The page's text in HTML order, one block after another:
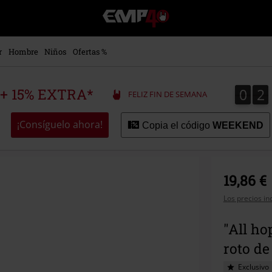
EMP
-
Música,
Merch
Ropa
Alternativa
Hombre Niños Ofertas %
15% EXTRA* FELIZ FIN DE SEMANA 0
0 2
2
¡Consíguelo ahora! Copia el código WEEKEND
19,86 €
Los precios
"All
roto
Exclusivo